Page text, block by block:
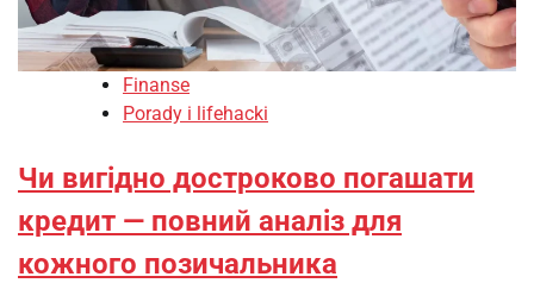
Finanse
Porady i lifehacki
Чи вигідно достроково погашати
кредит — повний аналіз для
кожного позичальника